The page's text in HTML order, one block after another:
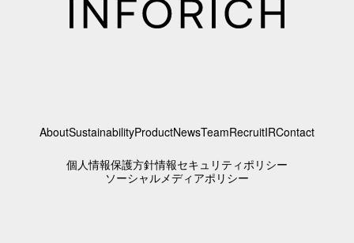
AboutSustainabilityProductNewsTeamRecruitIRContact
個人情報保護方針情報セキュリティポリシー
ソーシャルメディアポリシー